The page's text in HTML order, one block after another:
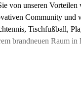
von unseren
Community und
Tischfußball,
brandneuen Raum in